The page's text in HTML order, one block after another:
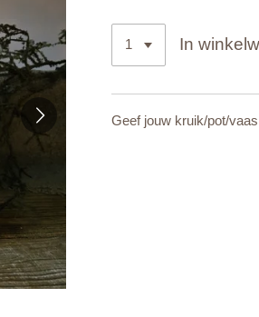
In
Geef jouw kruik/pot/